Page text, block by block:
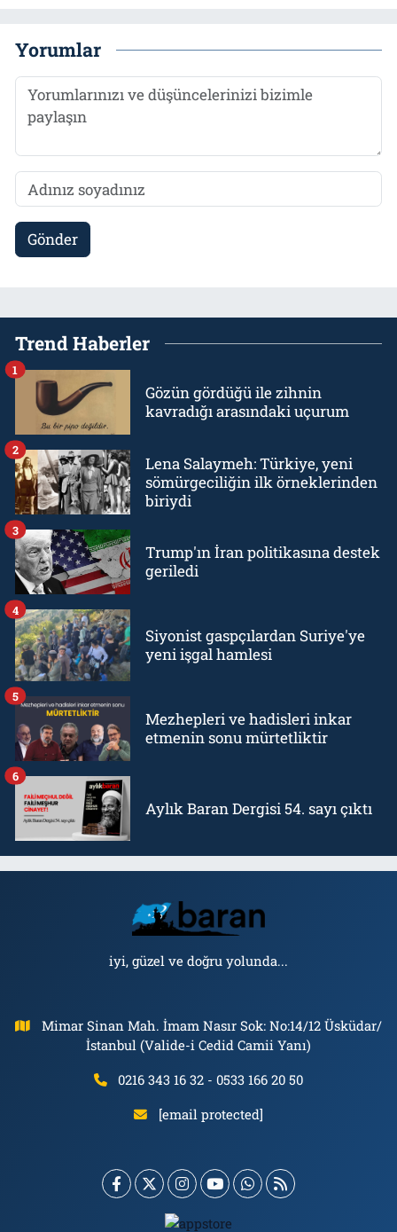
Yorumlar
Gönder
Trend Haberler
Gözün gördüğü ile zihnin
kavradığı arasındaki uçurum
1
Lena Salaymeh: Türkiye, yeni
sömürgeciliğin ilk örneklerinden
biriydi
2
Trump'ın İran politikasına destek
geriledi
3
Siyonist gaspçılardan Suriye'ye
yeni işgal hamlesi
4
Mezhepleri ve hadisleri inkar
etmenin sonu mürtetliktir
5
Aylık Baran Dergisi 54. sayı çıktı
6
iyi, güzel ve doğru yolunda...
Mimar Sinan Mah. İmam Nasır Sok: No:14/12 Üsküdar/
İstanbul (Valide-i Cedid Camii Yanı)
0216 343 16 32 - 0533 166 20 50
[email protected]